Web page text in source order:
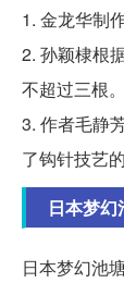
1. 金龙华制
2. 孙颖棣根
不超过三根。
3. 作者毛静
了钩针技艺的
日本梦
日本梦幻池